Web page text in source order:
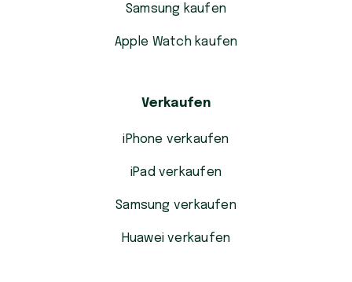
Samsung kaufen
Apple Watch kaufen
Verkaufen
iPhone verkaufen
iPad verkaufen
Samsung verkaufen
Huawei verkaufen